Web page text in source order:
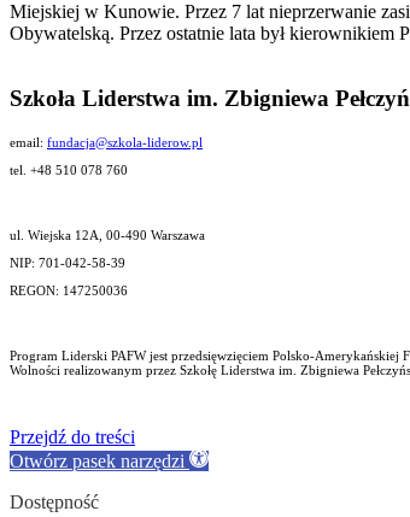
Miejskiej w Kunowie. Przez 7 lat nieprzerwanie
Obywatelską. Przez ostatnie lata był kierownikiem
Szkoła Liderstwa im. Zbigniewa
email: fundacja@szkola-liderow.pl
tel. +48 510 078 760
ul. Wiejska 12A, 00-490 Warszawa
NIP: 701-042-58-39
REGON: 147250036
Program Liderski PAFW jest przedsięwzięciem Polsko-Amerykańskiej
Wolności realizowanym przez Szkołę Liderstwa im. Zbigniewa
Przejdź do treści
Otwórz pasek narzędzi
Dostępność